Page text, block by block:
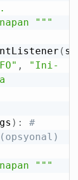
"""
(
,
"Ini-
) :
#
"""